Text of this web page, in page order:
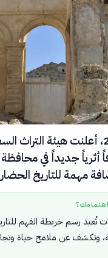
يونيو 2026، أعلنت هيئة
أثرياً جديداً في
مهمة للتاريخ
تُعيد رسم خريطة الفهم للتاريخ
وتكشف عن ملامح حياة